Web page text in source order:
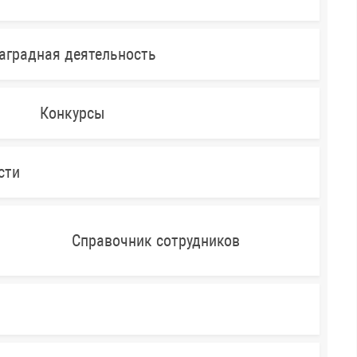
деятельность
Конкурсы
Справочник сотрудников